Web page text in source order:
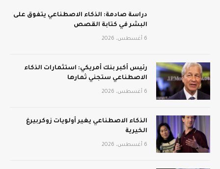
دراسة صادمة: الذكاء الاصطناعي يتفوق على
البشر في كتابة القصص
6 أغسطس، 2026
رئيس أكبر بنك أمريكي: استثمارات الذكاء
الاصطناعي ستجني ثمارها
6 أغسطس، 2026
الذكاء الاصطناعي يغير أولويات زوكربيرغ
الخيرية
6 أغسطس، 2026